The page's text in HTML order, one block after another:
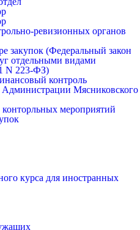
ревизионных органов
закупок (Федеральный закон
отдельными видами
N 223-ФЗ)
контроль
Мясниковского
мероприятий
курса для иностранных